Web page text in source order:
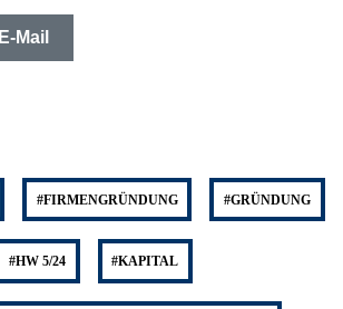
E-Mail
#FIRMENGRÜNDUNG #GRÜNDUNG
#HW 5/24 #KAPITAL